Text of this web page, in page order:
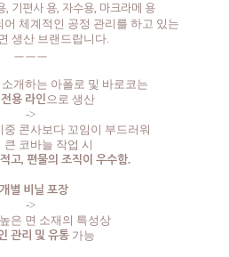
, 기편사 용, 자수용, 마크라메 용
체계적인 공정 관리를 하고 있는
생산 브랜드랍니다.
ㅡㅡㅡ
개하는 아폴로 및 바로코는
용 라인으로 생산
->
중 콘사보다 꼬임이 부드러워
큰 코바늘 작업 시
고, 편물의 조직이 우수함.
개별 비닐 포장
->
은 면 소재의 특성상
관리 및 유통 가능